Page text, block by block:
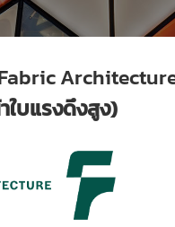
ใบแรงดึงสูง)